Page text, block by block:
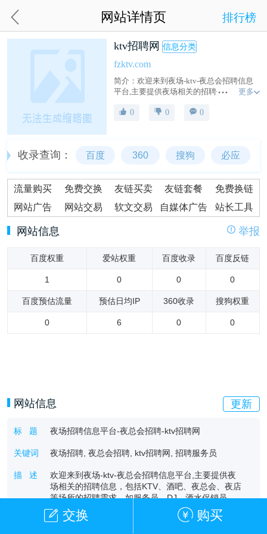
网站详情页 排行榜
ktv招聘网 信息分类
fzktv.com
简介：欢迎来到夜场-ktv-夜总会招聘信息
平台,主要提供夜场相关的招聘信息，‌包括
需求。‌如服务员、‌DJ、‌酒水促销员等，‌旨
更多
0 0 0
收录查询： 百度 360 搜狗 必应
流量购买 免费交换 友链买卖 友链套餐
免费换链
网站广告
网站交易 软文交易 自媒体广告 站长工具
网站信息 举报
百度权重 爱站权重 百度收录 百度反链
1 0 0 0
百度预估流量 预估日均IP 360收录 搜狗权重
0 6 0 0
网站信息 更新
标 题 夜场招聘信息平台-夜总会招聘-ktv招聘网
关键词 夜场招聘, 夜总会招聘, ktv招聘网, 招聘服务员
描 述
欢迎来到夜场-ktv-夜总会招聘信息平台,主要提供夜
场相关的招聘信息，‌包括KTV、‌酒吧、‌夜总会、‌夜店
等场所的招聘需求。‌如服务员、‌DJ、‌酒水促销员
等，‌旨在吸引有志于在夜场行业发展的招聘求职者。
交换 购买